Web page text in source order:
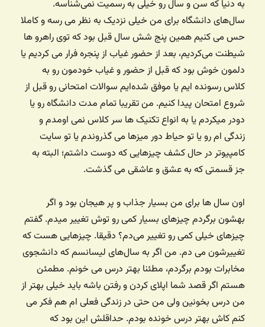
به دنیا که سن و سال رو خیلی به رسمیت نمی‌شناسه.
سال‌های دانشگاه برای من خیلی نزدیک به نظر می رسه و کاملا
حس می کنیم همین پنج شش سال قبل بود که توی راهرو ها
شیطنت می‌کردیم، بعد از حضور غیاب از پنجره فرار می کردیم یا
دلمون خوش بود که قبل از حضور و غیاب خودمون رو به
کلاس رسونده ایم یا موفق شده‌ایم سوالات امتحانی رو قبل از
شروع امتحان پیدا کنیم. من تقریبا تمام مدت دانشگاه رو یا
دودر میکردم یا به انواع تکنیک ها سر کلاس نمی اومدم و
زندگی ام رو یا تو حیاط دور میزها می گذروندم یا تو سایت
کامپیوتر در حال کشف چیزهایی که دوست داشتم؛ البته به
جز قسمتی که به عشق و عاشقی می گذشت.
اون سال ها برای من بسیار جذاب و پر هیجان بود و اگر
بهشون برگردم چیزهای بسیار کمی رو توش تغییر میدم. گفتم
چیزهای خیلی کمی رو تغییر می‌دم؟ دقیقا. چیزهایی هست که
تغییرشون می دم. من اگر به سال‌های لیسانسم که دانشجوی
مخابرات بودم برگردم، مطئنا بهتر درس می خونم. مطمئن
هستم اگر قصد شما اپلای کردن و رفتن باشه باید خیلی بهتر از
من درس بخونین ولی من حتی در زندگی فعلی ام هم فکر می
کنم کاش بهتر درس خونده بودم. حداقلش این بود که